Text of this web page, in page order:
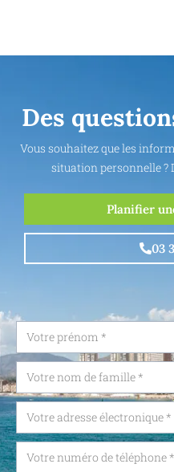
Des
Vous souhaitez que les
situation personnelle ?
Planifier
03